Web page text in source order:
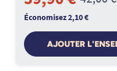
Économisez 2,10 €
AJOUTER